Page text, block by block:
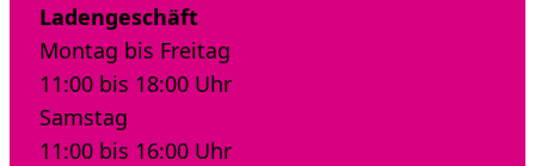
Ladengeschäft
Montag bis Freitag
11:00 bis 18:00 Uhr
Samstag
11:00 bis 16:00 Uhr